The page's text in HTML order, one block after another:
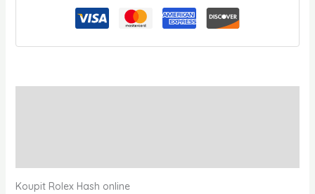
Koupit Rolex Hash online